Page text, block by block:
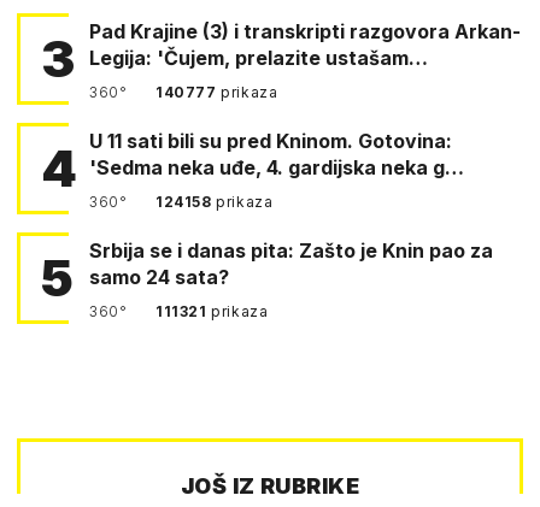
3
Pad Krajine (3) i transkripti razgovora Arkan-
Legija: 'Čujem, prelazite ustašam…
360° 140777prikaza
4 U 11 sati bili su pred Kninom. Gotovina:
'Sedma neka uđe, 4. gardijska neka g…
360° 124158prikaza
5
Srbija se i danas pita: Zašto je Knin pao za
samo 24 sata?
360° 111321prikaza
JOŠ IZ RUBRIKE